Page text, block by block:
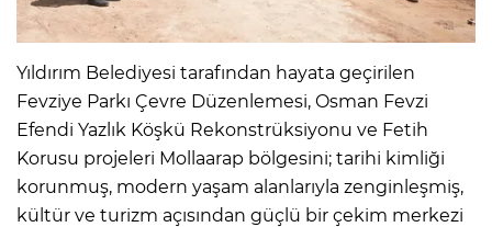
Yıldırım Belediyesi tarafından hayata geçirilen
Fevziye Parkı Çevre Düzenlemesi, Osman Fevzi
Efendi Yazlık Köşkü Rekonstrüksiyonu ve Fetih
Korusu projeleri Mollaarap bölgesini; tarihi kimliği
korunmuş, modern yaşam alanlarıyla zenginleşmiş,
kültür ve turizm açısından güçlü bir çekim merkezi